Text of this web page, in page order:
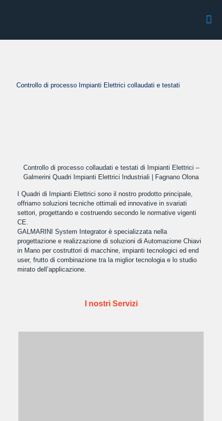
Controllo di processo Impianti Elettrici collaudati e testati
Controllo di processo collaudati e testati di Impianti Elettrici –
Galmerini Quadri Impianti Elettrici Industriali | Fagnano Olona
I Quadri di Impianti Elettrici sono il nostro prodotto principale,
offriamo soluzioni tecniche ottimali ed innovative in svariati
settori, progettando e costruendo secondo le normative vigenti
CE.
GALMARINI System Integrator è specializzata nella
progettazione e realizzazione di soluzioni di Automazione Chiavi
in Mano per costruttori di macchine, impianti tecnologici ed end
user, frutto di combinazione tra la miglior tecnologia e lo studio
mirato dell’applicazione.
I nostri Servizi